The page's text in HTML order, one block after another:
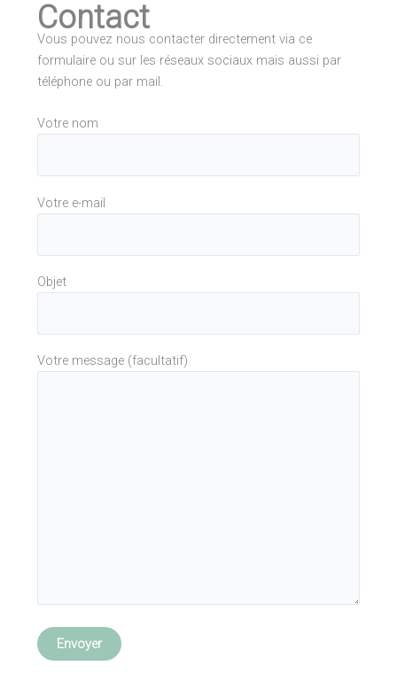
Contact
Vous pouvez nous contacter directement via ce
formulaire ou sur les réseaux sociaux mais aussi par
téléphone ou par mail.
Votre nom
Votre e-mail
Objet
Votre message (facultatif)